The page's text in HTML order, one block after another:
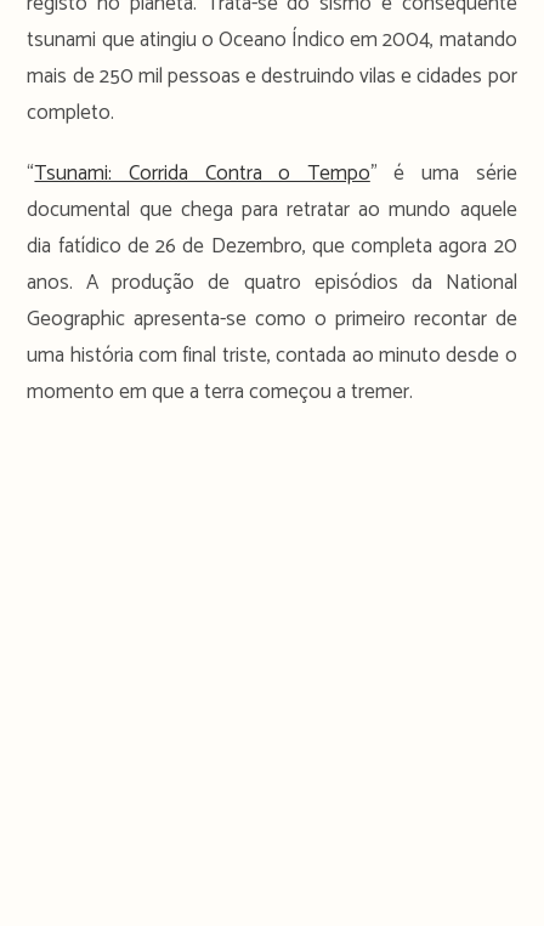
tsunami que atingiu o Oceano Índico em 2004, matando
mais de 250 mil pessoas e destruindo vilas e cidades por
completo.
“Tsunami: Corrida Contra o Tempo” é uma série
documental que chega para retratar ao mundo aquele
dia fatídico de 26 de Dezembro, que completa agora 20
anos. A produção de quatro episódios da National
Geographic apresenta-se como o primeiro recontar de
uma história com final triste, contada ao minuto desde o
momento em que a terra começou a tremer.